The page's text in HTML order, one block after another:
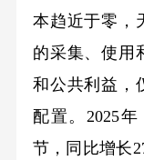
本趋近于零，
的采集、使用
和公共利益，
配置。2025
节，同比增长